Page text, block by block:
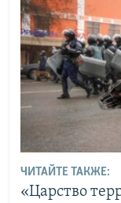
ЧИТАЙТЕ ТАКЖЕ:
«Царство